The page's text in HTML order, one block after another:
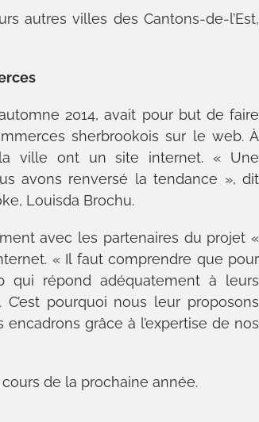
autres villes des Cantons-de-l’Est,
2014, avait pour but de faire
sherbrookois sur le web. À
la ville ont un site internet. « Une
avons renversé la tendance », dit
Louisda Brochu.
avec les partenaires du projet «
« Il faut comprendre que pour
qui répond adéquatement à leurs
pourquoi nous leur proposons
encadrons grâce à l’expertise de nos
de la prochaine année.